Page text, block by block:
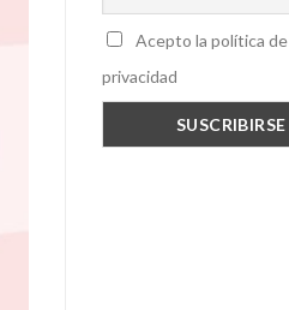
Acepto la política de
privacidad